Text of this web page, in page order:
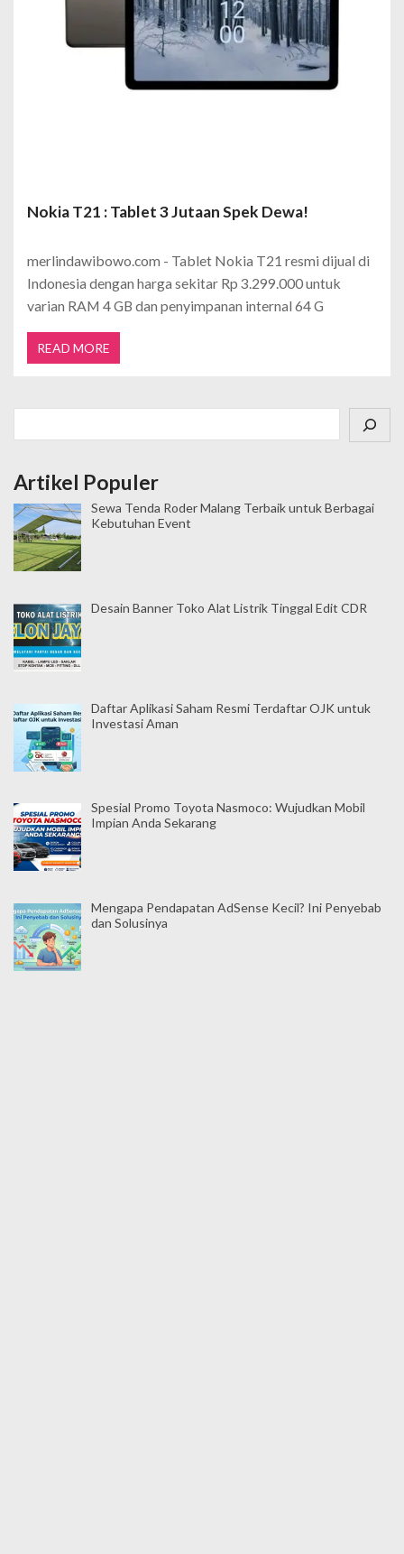
Nokia T21 : Tablet 3 Jutaan Spek Dewa!
merlindawibowo.com - Tablet Nokia T21 resmi dijual di
Indonesia dengan harga sekitar Rp 3.299.000 untuk
varian RAM 4 GB dan penyimpanan internal 64 G
READ MORE
Artikel Populer
Sewa Tenda Roder Malang Terbaik untuk Berbagai
Kebutuhan Event
Desain Banner Toko Alat Listrik Tinggal Edit CDR
Daftar Aplikasi Saham Resmi Terdaftar OJK untuk
Investasi Aman
Spesial Promo Toyota Nasmoco: Wujudkan Mobil
Impian Anda Sekarang
Mengapa Pendapatan AdSense Kecil? Ini Penyebab
dan Solusinya